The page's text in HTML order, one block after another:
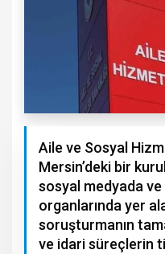
Aile ve Sosyal
Mersin’deki bir
sosyal medyada ve
organlarında yer
soruşturmanın
ve idari süreçlerin